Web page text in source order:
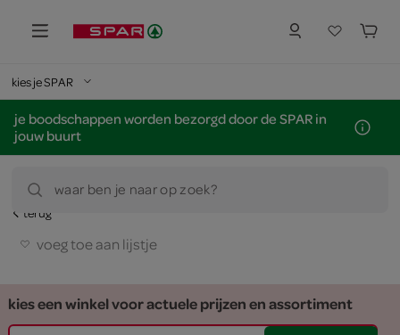
kies je SPAR
je boodschappen worden bezorgd door de SPAR in
jouw buurt
waar ben je naar op zoek?
terug
voeg toe aan lijstje
kies een winkel voor actuele prijzen en assortiment